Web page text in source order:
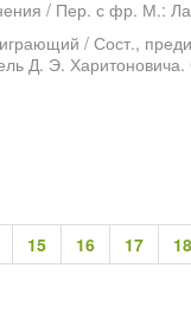
/ Пер. с фр. М.:
/ Сост.,
Д. Э.
15 16 17 18